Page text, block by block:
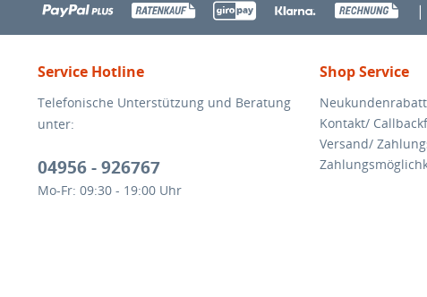
|
Service Hotline
Telefonische Unterstützung und Beratung
unter:
04956 - 926767
Mo-Fr: 09:30 - 19:00 Uhr
Shop Service
Neukundenrabatt
Kontakt/
Versand/